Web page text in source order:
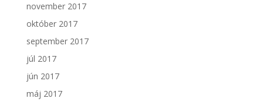
november 2017
október 2017
september 2017
júl 2017
jún 2017
máj 2017